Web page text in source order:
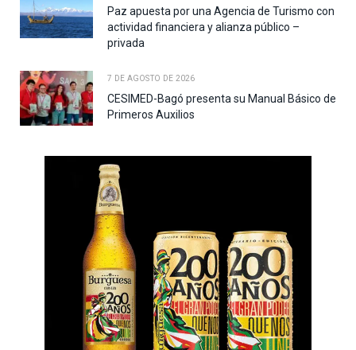
Paz apuesta por una Agencia de Turismo con
actividad financiera y alianza público –
privada
7 DE AGOSTO DE 2026
CESIMED-Bagó presenta su Manual Básico de
Primeros Auxilios